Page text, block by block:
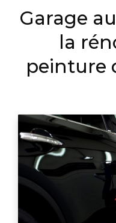
Garage
la
peinture